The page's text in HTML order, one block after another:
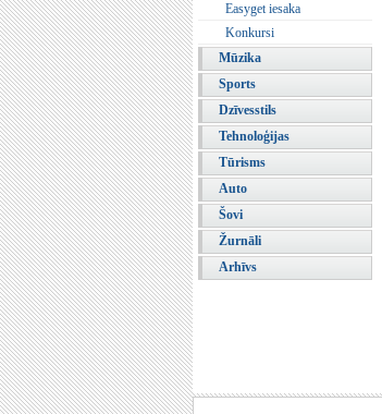
Easyget iesaka
Konkursi
Mūzika
Sports
Dzīvesstils
Tehnoloģijas
Tūrisms
Auto
Šovi
Žurnāli
Arhīvs